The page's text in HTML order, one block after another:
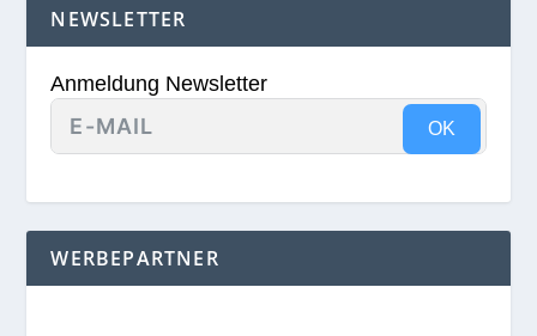
NEWSLETTER
Anmeldung Newsletter
OK
WERBEPARTNER